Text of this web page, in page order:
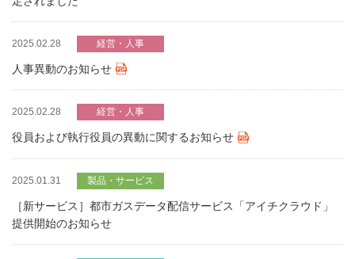
2025.02.28 経営・人事
人事異動のお知らせ
2025.02.28 経営・人事
役員および執行役員の異動に関するお知らせ
2025.01.31 製品・サービス
［新サービス］都市ガスデータ配信サービス「アイチクラウド」
提供開始のお知らせ